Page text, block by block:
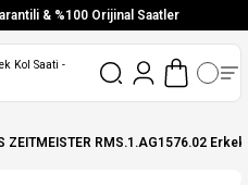
& %100 Orijinal Saatler
6 Taksit
Gönderim
Kargo
ZEITMEISTER RMS.1.AG1576.02